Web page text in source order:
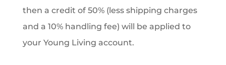
then a credit of 50% (less shipping charges
and a 10% handling fee) will be applied to
your Young Living account.